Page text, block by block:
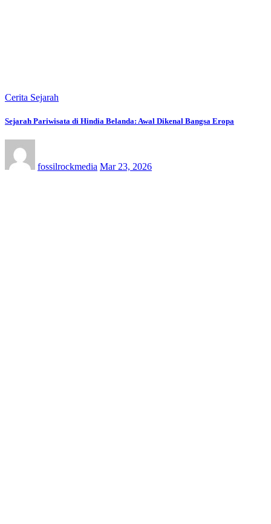
Cerita Sejarah
Sejarah Pariwisata di Hindia Belanda: Awal Dikenal Bangsa Eropa
fossilrockmedia Mar 23, 2026